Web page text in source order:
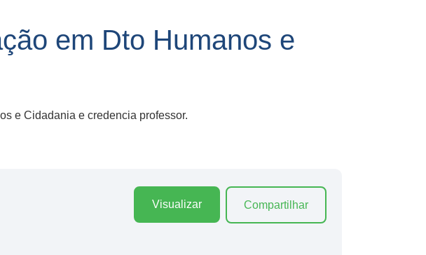
em Dto Humanos e
e Cidadania e credencia professor.
Visualizar Compartilhar